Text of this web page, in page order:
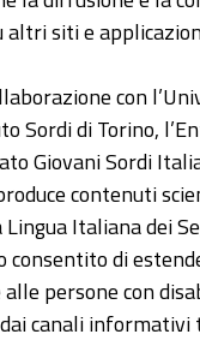
siti e
con
Sordi di Torino,
Giovani Sordi
contenuti
Italiana dei
consentito di
persone con
canali